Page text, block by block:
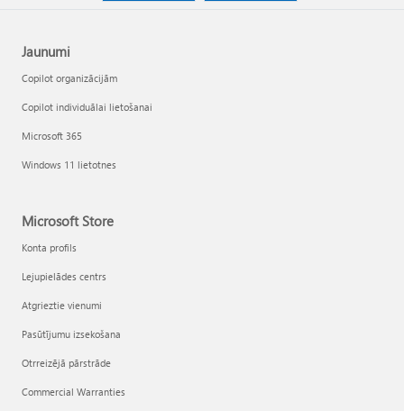
Jaunumi
Copilot organizācijām
Copilot individuālai lietošanai
Microsoft 365
Windows 11 lietotnes
Microsoft Store
Konta profils
Lejupielādes centrs
Atgrieztie vienumi
Pasūtījumu izsekošana
Otrreizējā pārstrāde
Commercial Warranties